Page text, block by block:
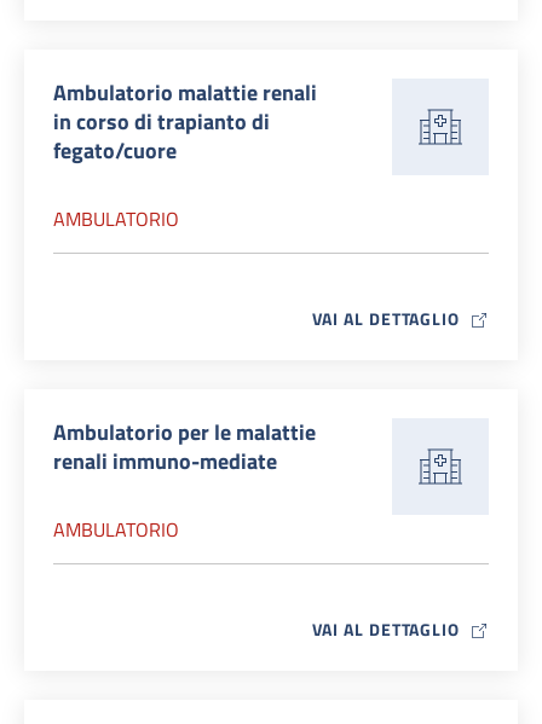
Ambulatorio malattie renali
in corso di trapianto di
fegato/cuore
AMBULATORIO
VAI AL DETTAGLIO MAP ICON
Ambulatorio per le malattie
renali immuno-mediate
AMBULATORIO
VAI AL DETTAGLIO MAP ICON